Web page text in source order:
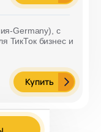
Germany), с
ТикТок бизнес и
Купить